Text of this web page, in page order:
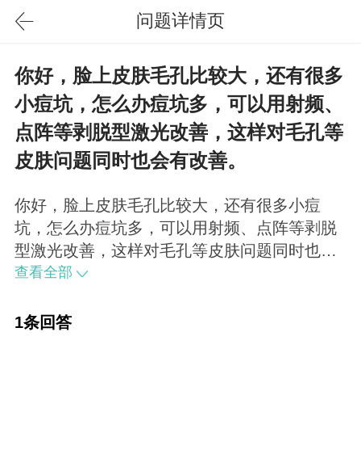
问题详情页
你好，脸上皮肤毛孔比较大，还有很多
小痘坑，怎么办痘坑多，可以用射频、
点阵等剥脱型激光改善，这样对毛孔等
皮肤问题同时也会有改善。
你好，脸上皮肤毛孔比较大，还有很多小痘
坑，怎么办痘坑多，可以用射频、点阵等剥脱
型激光改善，这样对毛孔等皮肤问题同时也会
有改善。
查看全部
1条回答